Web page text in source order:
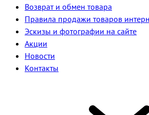
Возврат и обмен товара
Правила продажи товаров
Эскизы и фотографии на сайте
Акции
Новости
Контакты